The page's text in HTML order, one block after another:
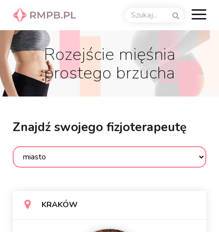
Rozejście mięśnia
prostego brzucha
Znajdź swojego fizjoterapeutę
KRAKÓW